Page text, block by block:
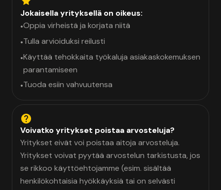
Jokaisella yrityksellä on oikeus:
•Oppia virheistä ja korjata niitä
•Tulla arvioiduksi reilusti
•Käyttää tehokkaita työkaluja asiakaskokemuksen
parantamiseen
•Tuoda esiin vahvuutensa
Voivatko yritykset poistaa arvosteluja?
Yritykset eivät voi poistaa aitoja arvosteluja.
Yritykset voivat pyytää arvostelun tarkistusta, jos
se rikkoo käyttöehtojamme (esim. sisältää
henkilökohtaisia hyökkäyksiä tai on selvästi